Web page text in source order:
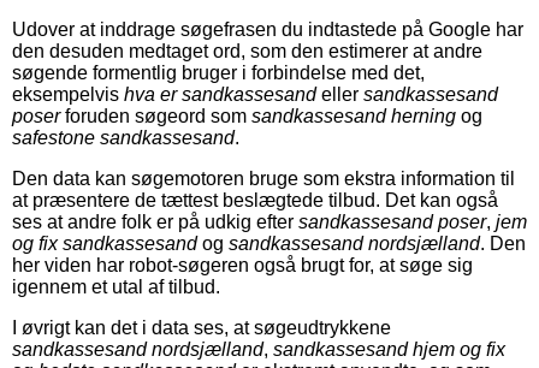
Udover at inddrage søgefrasen du indtastede på Google har
den desuden medtaget ord, som den estimerer at andre
søgende formentlig bruger i forbindelse med det,
eksempelvis hva er sandkassesandeller sandkassesand
poserforuden søgeord som sandkassesand herning og
safestone sandkassesand.
Den data kan søgemotoren bruge som ekstra information til
at præsentere de tættest beslægtede tilbud. Det kan også
ses at andre folk er på udkig efter sandkassesand poser, jem
og fix sandkassesandog sandkassesand nordsjælland. Den
her viden har robot-søgeren også brugt for, at søge sig
igennem et utal af tilbud.
I øvrigt kan det i data ses, at søgeudtrykkene
sandkassesand nordsjælland, sandkassesand hjem og fix